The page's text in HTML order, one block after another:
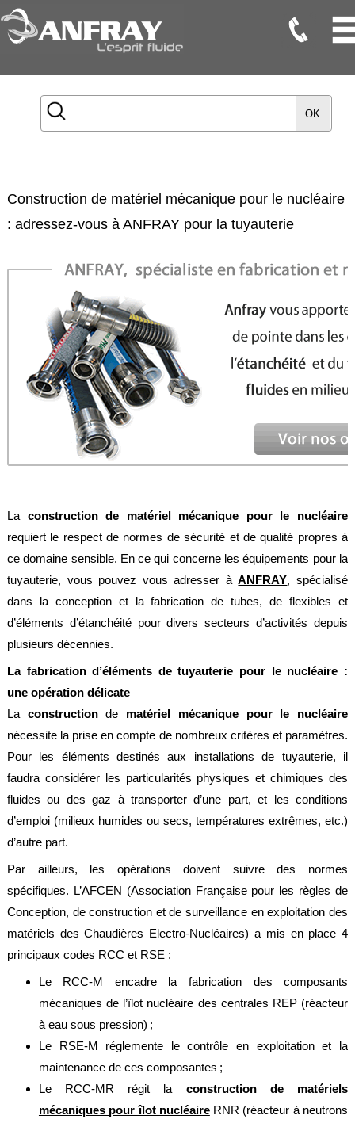
Flexibles
Onduleux
Gaines
Accessoires
Maintenance
Etanchéité
Feuilles
/
Plaques
Spirale
Ring
Services
Découpe
d’eau
alimentaire
IFlex
panel
Passeport
technique
Bureau
d'étude
de
métaux
Fiches
métier
Carrières
centrales
Laiteries
Véhicules
OK
Construction de matériel mécanique pour le nucléaire
: adressez-vous à ANFRAY pour la tuyauterie
La construction de matériel mécanique pour le nucléaire
requiert le respect de normes de sécurité et de qualité propres à
ce domaine sensible. En ce qui concerne les équipements pour la
tuyauterie, vous pouvez vous adresser àANFRAY, spécialisé
dans la conception et la fabrication de tubes, de flexibles et
d’éléments d’étanchéité pour divers secteurs d’activités depuis
plusieurs décennies.
La fabrication d’éléments de tuyauterie pour le nucléaire :
une opération délicate
La constructionde matériel mécanique pour le nucléaire
nécessite la prise en compte de nombreux critères et paramètres.
Pour les éléments destinés aux installations de tuyauterie, il
faudra considérer les particularités physiques et chimiques des
fluides ou des gaz à transporter d’une part, et les conditions
d’emploi (milieux humides ou secs, températures extrêmes, etc.)
d’autre part.
Par ailleurs, les opérations doivent suivre des normes
spécifiques. L’AFCEN (Association Française pour les règles de
Conception, de construction et de surveillance en exploitation des
matériels des Chaudières Electro-Nucléaires) a mis en place 4
principaux codes RCC et RSE :
Le RCC-M encadre la fabrication des composants
mécaniques de l’îlot nucléaire des centrales REP (réacteur
à eau sous pression) ;
Le RSE-M réglemente le contrôle en exploitation et la
maintenance de ces composantes ;
Le RCC-MR régit la construction de matériels
mécaniques pour îlot nucléaireRNR (réacteur à neutrons